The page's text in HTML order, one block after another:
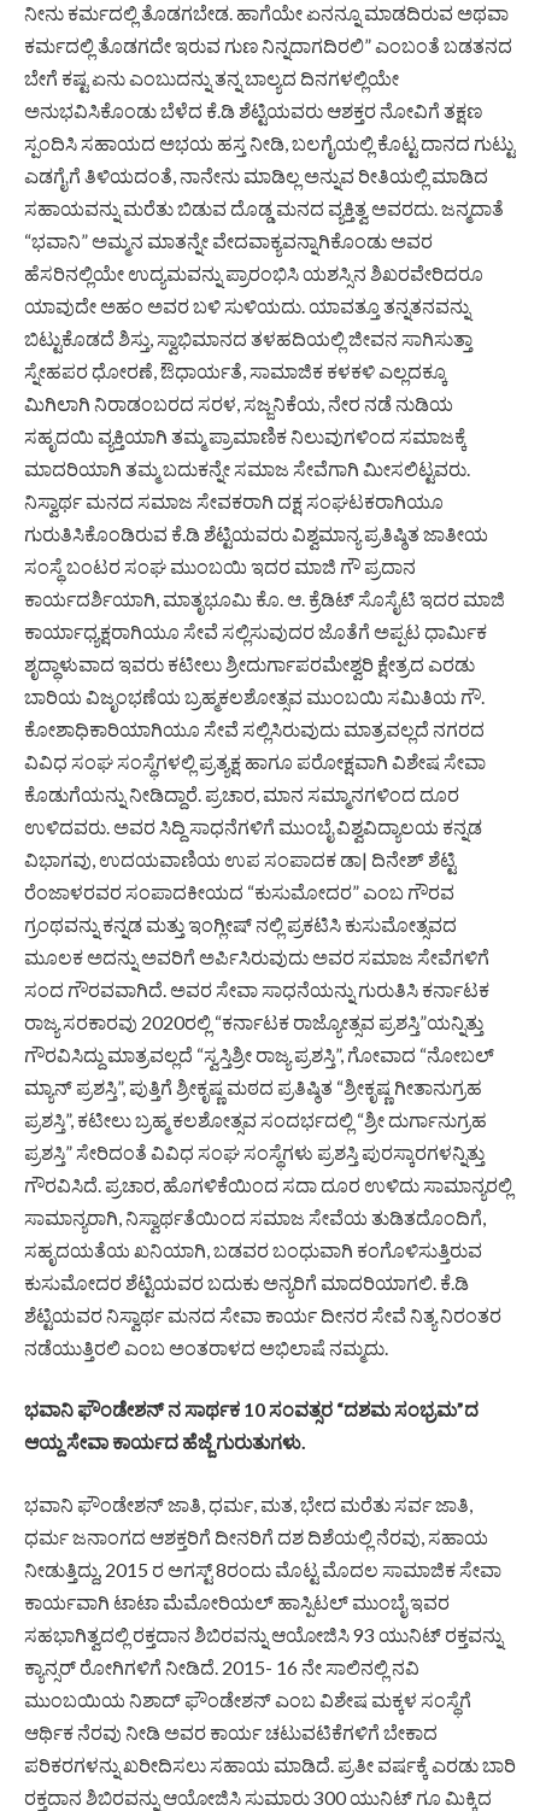
ನೀನು ಕರ್ಮದಲ್ಲಿ ತೊಡಗಬೇಡ. ಹಾಗೆಯೇ ಏನನ್ನೂ ಮಾಡದಿರುವ ಅಥವಾ
ಕರ್ಮದಲ್ಲಿ ತೊಡಗದೇ ಇರುವ ಗುಣ ನಿನ್ನದಾಗದಿರಲಿ” ಎಂಬಂತೆ ಬಡತನದ
ಬೇಗೆ ಕಷ್ಟ ಏನು ಎಂಬುದನ್ನು ತನ್ನ ಬಾಲ್ಯದ ದಿನಗಳಲ್ಲಿಯೇ
ಅನುಭವಿಸಿಕೊಂಡು ಬೆಳೆದ ಕೆ.ಡಿ ಶೆಟ್ಟಿಯವರು ಆಶಕ್ತರ ನೋವಿಗೆ ತಕ್ಷಣ
ಸ್ಪಂದಿಸಿ ಸಹಾಯದ ಅಭಯ ಹಸ್ತ ನೀಡಿ, ಬಲಗೈಯಲ್ಲಿ ಕೊಟ್ಟ ದಾನದ ಗುಟ್ಟು
ಎಡಗೈಗೆ ತಿಳಿಯದಂತೆ, ನಾನೇನು ಮಾಡಿಲ್ಲ ಅನ್ನುವ ರೀತಿಯಲ್ಲಿ ಮಾಡಿದ
ಸಹಾಯವನ್ನು ಮರೆತು ಬಿಡುವ ದೊಡ್ಡ ಮನದ ವ್ಯಕ್ತಿತ್ವ ಅವರದು. ಜನ್ಮದಾತೆ
“ಭವಾನಿ” ಅಮ್ಮನ ಮಾತನ್ನೇ ವೇದವಾಕ್ಯವನ್ನಾಗಿಕೊಂಡು ಅವರ
ಹೆಸರಿನಲ್ಲಿಯೇ ಉದ್ಯಮವನ್ನು ಪ್ರಾರಂಭಿಸಿ ಯಶಸ್ಸಿನ ಶಿಖರವೇರಿದರೂ
ಯಾವುದೇ ಅಹಂ ಅವರ ಬಳಿ ಸುಳಿಯದು. ಯಾವತ್ತೂ ತನ್ನತನವನ್ನು
ಬಿಟ್ಟುಕೊಡದೆ ಶಿಸ್ತು, ಸ್ವಾಭಿಮಾನದ ತಳಹದಿಯಲ್ಲಿ ಜೀವನ ಸಾಗಿಸುತ್ತಾ
ಸ್ನೇಹಪರ ಧೋರಣೆ, ಔಧಾರ್ಯತೆ, ಸಾಮಾಜಿಕ ಕಳಕಳಿ ಎಲ್ಲದಕ್ಕೂ
ಮಿಗಿಲಾಗಿ ನಿರಾಡಂಬರದ ಸರಳ, ಸಜ್ಜನಿಕೆಯ, ನೇರ ನಡೆ ನುಡಿಯ
ಸಹೃದಯಿ ವ್ಯಕ್ತಿಯಾಗಿ ತಮ್ಮ ಪ್ರಾಮಾಣಿಕ ನಿಲುವುಗಳಿಂದ ಸಮಾಜಕ್ಕೆ
ಮಾದರಿಯಾಗಿ ತಮ್ಮ ಬದುಕನ್ನೇ ಸಮಾಜ ಸೇವೆಗಾಗಿ ಮೀಸಲಿಟ್ಟವರು.
ನಿಸ್ವಾರ್ಥ ಮನದ ಸಮಾಜ ಸೇವಕರಾಗಿ ದಕ್ಷ ಸಂಘಟಕರಾಗಿಯೂ
ಗುರುತಿಸಿಕೊಂಡಿರುವ ಕೆ.ಡಿ ಶೆಟ್ಟಿಯವರು ವಿಶ್ವಮಾನ್ಯ ಪ್ರತಿಷ್ಠಿತ ಜಾತೀಯ
ಸಂಸ್ಥೆ ಬಂಟರ ಸಂಘ ಮುಂಬಯಿ ಇದರ ಮಾಜಿ ಗೌ ಪ್ರದಾನ
ಕಾರ್ಯದರ್ಶಿಯಾಗಿ, ಮಾತೃಭೂಮಿ ಕೊ. ಆ. ಕ್ರೆಡಿಟ್ ಸೊಸೈಟಿ ಇದರ ಮಾಜಿ
ಕಾರ್ಯಾಧ್ಯಕ್ಷರಾಗಿಯೂ ಸೇವೆ ಸಲ್ಲಿಸುವುದರ ಜೊತೆಗೆ ಅಪ್ಪಟ ಧಾರ್ಮಿಕ
ಶೃದ್ಧಾಳುವಾದ ಇವರು ಕಟೀಲು ಶ್ರೀದುರ್ಗಾಪರಮೇಶ್ವರಿ ಕ್ಷೇತ್ರದ ಎರಡು
ಬಾರಿಯ ವಿಜೃಂಭಣೆಯ ಬ್ರಹ್ಮಕಲಶೋತ್ಸವ ಮುಂಬಯಿ ಸಮಿತಿಯ ಗೌ.
ಕೋಶಾಧಿಕಾರಿಯಾಗಿಯೂ ಸೇವೆ ಸಲ್ಲಿಸಿರುವುದು ಮಾತ್ರವಲ್ಲದೆ ನಗರದ
ವಿವಿಧ ಸಂಘ ಸಂಸ್ಥೆಗಳಲ್ಲಿ ಪ್ರತ್ಯಕ್ಷ ಹಾಗೂ ಪರೋಕ್ಷವಾಗಿ ವಿಶೇಷ ಸೇವಾ
ಕೊಡುಗೆಯನ್ನು ನೀಡಿದ್ದಾರೆ. ಪ್ರಚಾರ, ಮಾನ ಸಮ್ಮಾನಗಳಿಂದ ದೂರ
ಉಳಿದವರು. ಅವರ ಸಿದ್ದಿ ಸಾಧನೆಗಳಿಗೆ ಮುಂಬೈ ವಿಶ್ವವಿದ್ಯಾಲಯ ಕನ್ನಡ
ವಿಭಾಗವು, ಉದಯವಾಣಿಯ ಉಪ ಸಂಪಾದಕ ಡಾ| ದಿನೇಶ್ ಶೆಟ್ಟಿ
ರೆಂಜಾಳರವರ ಸಂಪಾದಕೀಯದ “ಕುಸುಮೋದರ” ಎಂಬ ಗೌರವ
ಗ್ರಂಥವನ್ನು ಕನ್ನಡ ಮತ್ತು ಇಂಗ್ಲೀಷ್ ನಲ್ಲಿ ಪ್ರಕಟಿಸಿ ಕುಸುಮೋತ್ಸವದ
ಮೂಲಕ ಅದನ್ನು ಅವರಿಗೆ ಅರ್ಪಿಸಿರುವುದು ಅವರ ಸಮಾಜ ಸೇವೆಗಳಿಗೆ
ಸಂದ ಗೌರವವಾಗಿದೆ. ಅವರ ಸೇವಾ ಸಾಧನೆಯನ್ನು ಗುರುತಿಸಿ ಕರ್ನಾಟಕ
ರಾಜ್ಯ ಸರಕಾರವು 2020ರಲ್ಲಿ “ಕರ್ನಾಟಕ ರಾಜ್ಯೋತ್ಸವ ಪ್ರಶಸ್ತಿ”ಯನ್ನಿತ್ತು
ಗೌರವಿಸಿದ್ದು ಮಾತ್ರವಲ್ಲದೆ “ಸ್ವಸ್ತಿಶ್ರೀ ರಾಜ್ಯ ಪ್ರಶಸ್ತಿ”, ಗೋವಾದ “ನೋಬಲ್
ಮ್ಯಾನ್ ಪ್ರಶಸ್ತಿ”, ಪುತ್ತಿಗೆ ಶ್ರೀಕೃಷ್ಣ ಮಠದ ಪ್ರತಿಷ್ಠಿತ “ಶ್ರೀಕೃಷ್ಣ ಗೀತಾನುಗ್ರಹ
ಪ್ರಶಸ್ತಿ”, ಕಟೀಲು ಬ್ರಹ್ಮ ಕಲಶೋತ್ಸವ ಸಂದರ್ಭದಲ್ಲಿ “ಶ್ರೀ ದುರ್ಗಾನುಗ್ರಹ
ಪ್ರಶಸ್ತಿ” ಸೇರಿದಂತೆ ವಿವಿಧ ಸಂಘ ಸಂಸ್ಥೆಗಳು ಪ್ರಶಸ್ತಿ ಪುರಸ್ಕಾರಗಳನ್ನಿತ್ತು
ಗೌರವಿಸಿದೆ. ಪ್ರಚಾರ, ಹೊಗಳಿಕೆಯಿಂದ ಸದಾ ದೂರ ಉಳಿದು ಸಾಮಾನ್ಯರಲ್ಲಿ
ಸಾಮಾನ್ಯರಾಗಿ, ನಿಸ್ವಾರ್ಥತೆಯಿಂದ ಸಮಾಜ ಸೇವೆಯ ತುಡಿತದೊಂದಿಗೆ,
ಸಹೃದಯತೆಯ ಖನಿಯಾಗಿ, ಬಡವರ ಬಂಧುವಾಗಿ ಕಂಗೊಳಿಸುತ್ತಿರುವ
ಕುಸುಮೋದರ ಶೆಟ್ಟಿಯವರ ಬದುಕು ಅನ್ಯರಿಗೆ ಮಾದರಿಯಾಗಲಿ. ಕೆ.ಡಿ
ಶೆಟ್ಟಿಯವರ ನಿಸ್ವಾರ್ಥ ಮನದ ಸೇವಾ ಕಾರ್ಯ ದೀನರ ಸೇವೆ ನಿತ್ಯ ನಿರಂತರ
ನಡೆಯುತ್ತಿರಲಿ ಎಂಬ ಅಂತರಾಳದ ಅಭಿಲಾಷೆ ನಮ್ಮದು.
ಭವಾನಿ ಫೌಂಡೇಶನ್ ನ ಸಾರ್ಥಕ 10 ಸಂವತ್ಸರ “ದಶಮ ಸಂಭ್ರಮ”ದ
ಆಯ್ದ ಸೇವಾ ಕಾರ್ಯದ ಹೆಜ್ಜೆ ಗುರುತುಗಳು.
ಭವಾನಿ ಫೌಂಡೇಶನ್ ಜಾತಿ, ಧರ್ಮ, ಮತ, ಭೇದ ಮರೆತು ಸರ್ವ ಜಾತಿ,
ಧರ್ಮ ಜನಾಂಗದ ಆಶಕ್ತರಿಗೆ ದೀನರಿಗೆ ದಶ ದಿಶೆಯಲ್ಲಿ ನೆರವು, ಸಹಾಯ
ನೀಡುತ್ತಿದ್ದು, 2015 ರ ಅಗಸ್ಟ್ 8ರಂದು ಮೊಟ್ಟ ಮೊದಲ ಸಾಮಾಜಿಕ ಸೇವಾ
ಕಾರ್ಯವಾಗಿ ಟಾಟಾ ಮೆಮೋರಿಯಲ್ ಹಾಸ್ಪಿಟಲ್ ಮುಂಬೈ ಇವರ
ಸಹಭಾಗಿತ್ವದಲ್ಲಿ ರಕ್ತದಾನ ಶಿಬಿರವನ್ನು ಆಯೋಜಿಸಿ 93 ಯುನಿಟ್ ರಕ್ತವನ್ನು
ಕ್ಯಾನ್ಸರ್ ರೋಗಿಗಳಿಗೆ ನೀಡಿದೆ. 2015- 16 ನೇ ಸಾಲಿನಲ್ಲಿ ನವಿ
ಮುಂಬಯಿಯ ನಿಶಾದ್ ಫೌಂಡೇಶನ್ ಎಂಬ ವಿಶೇಷ ಮಕ್ಕಳ ಸಂಸ್ಥೆಗೆ
ಆರ್ಥಿಕ ನೆರವು ನೀಡಿ ಅವರ ಕಾರ್ಯ ಚಟುವಟಿಕೆಗಳಿಗೆ ಬೇಕಾದ
ಪರಿಕರಗಳನ್ನು ಖರೀದಿಸಲು ಸಹಾಯ ಮಾಡಿದೆ. ಪ್ರತೀ ವರ್ಷಕ್ಕೆ ಎರಡು ಬಾರಿ
ರಕ್ತದಾನ ಶಿಬಿರವನ್ನು ಆಯೋಜಿಸಿ ಸುಮಾರು 300 ಯುನಿಟ್ ಗೂ ಮಿಕ್ಕಿದ